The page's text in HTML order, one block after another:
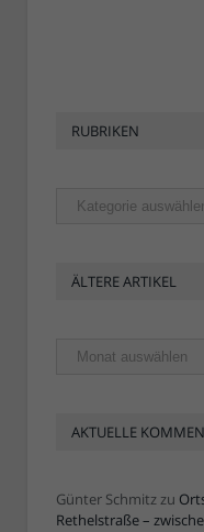
RUBRIKEN
Rubriken
ÄLTERE ARTIKEL
Ältere
Artikel
AKTUELLE
Günter Schmitzzu
Rethelstraße –